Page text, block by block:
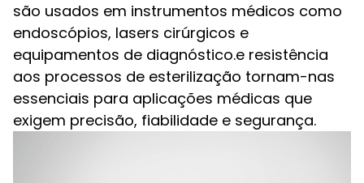
são usados em instrumentos médicos como
endoscópios, lasers cirúrgicos e
equipamentos de diagnóstico.e resistência
aos processos de esterilização tornam-nas
essenciais para aplicações médicas que
exigem precisão, fiabilidade e segurança.